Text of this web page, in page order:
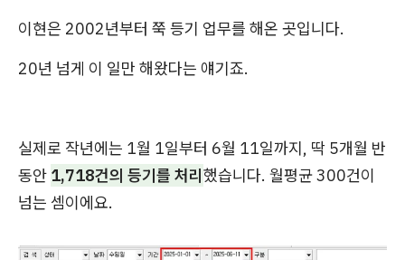
이현은 2002년부터 쭉 등기 업무를 해온 곳입니다.
20년 넘게 이 일만 해왔다는 얘기죠.
실제로 작년에는 1월 1일부터 6월 11일까지, 딱 5개월 반
동안 1,718건의 등기를 처리했습니다. 월평균 300건이
넘는 셈이에요.